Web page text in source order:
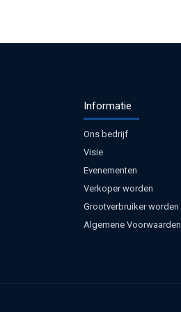
Informatie
Ons bedrijf
Visie
Evenementen
Verkoper worden
Grootverbruiker worden
Algemene Voorwaarden